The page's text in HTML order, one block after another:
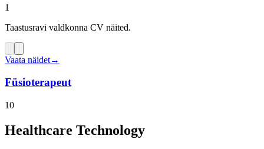
1
Taastusravi valdkonna CV näited.
Vaata näidet→
Füsioterapeut
10
Healthcare Technology